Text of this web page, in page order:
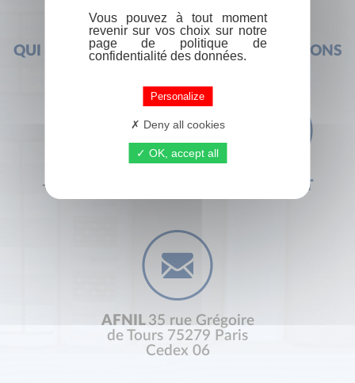
QUI SOMMES-NOUS ? FOIRE AUX QUESTIONS
+33 (0) 1 44 41 29 19 CONTACT
AFNIL 35 rue Grégoire
de Tours 75279 Paris
Cedex 06
Vous pouvez à tout moment
revenir sur vos choix sur notre
page de politique de
confidentialité des données.
Personalize
Deny all cookies
OK, accept all